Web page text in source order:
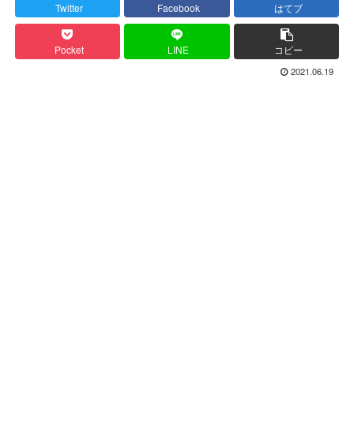
Twitter Facebook はてブ
Pocket LINE コピー
2021.06.19